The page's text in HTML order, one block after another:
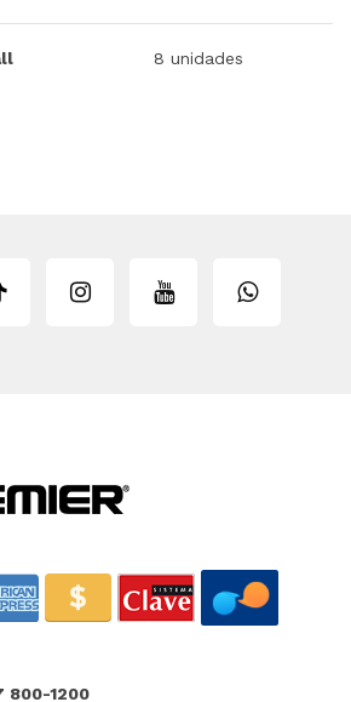
8 unidades
800-1200